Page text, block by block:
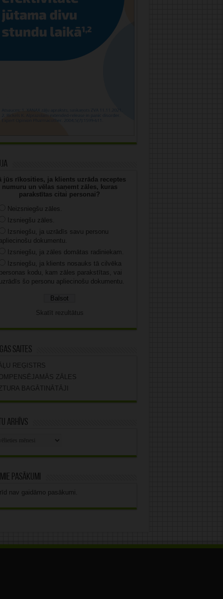
jūs rīkosities, ja klients uzrāda receptes
numuru un vēlas saņemt zāles, kuras
parakstītas citai personai?
Neizsniegšu zāles.
Izsniegšu zāles.
Izsniegšu, ja uzrādīs savu personu
dokumentu.
Izsniegšu, ja zāles domātas radiniekam.
Izsniegšu, ja klients nosauks tā cilvēka
kodu, kam zāles parakstītas, vai
šo personu apliecinošu dokumentu.
Skatīt rezultātus
saites
REĢISTRS
ZĀLES
BAGĀTINĀTĀJI
arhīvs
pasākumi
nav gaidāmo pasākumi.